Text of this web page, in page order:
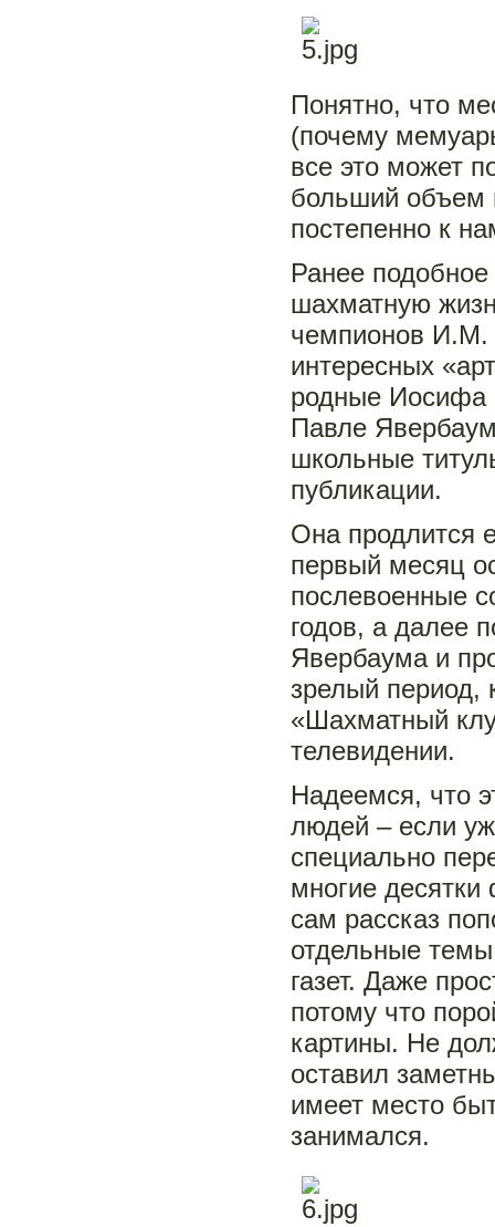
Понятно, что
(почему
все это может
больший объем
постепенно к
Ранее
шахматную
чемпионов И.М.
интересных
родные Иосифа
Павле
школьные
публикации.
Она продлится
первый месяц
послевоенные
годов, а далее
Явербаума и
зрелый период,
«Шахматный
телевидении.
Надеемся, что
людей – если
специально
многие десятки
сам рассказ
отдельные
газет. Даже
потому что
картины. Не
оставил
имеет место
занимался.